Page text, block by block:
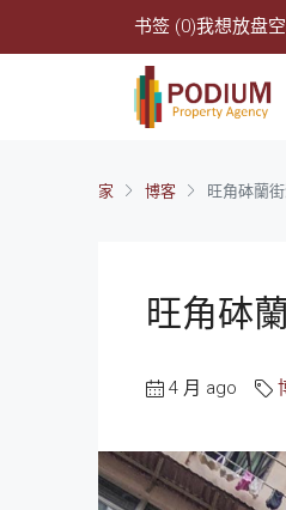
书签 (0)我想放盘
家 博客 旺角砵蘭
旺角砵
4 月 ago